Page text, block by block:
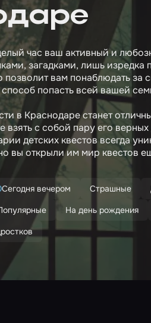
час ваш активный и
загадками, лишь
позволит вам понаблюдать
попасть всей вашей
в Краснодаре станет
взять с собой пару его
детских квестов всегда
вы открыли им мир квестов
Сегодня вечером Страшные
На день рождения